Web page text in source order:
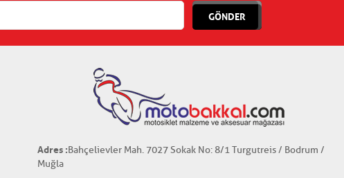
GÖNDER
Adres :Bahçelievler Mah. 7027 Sokak No: 8/1 Turgutreis / Bodrum /
Muğla